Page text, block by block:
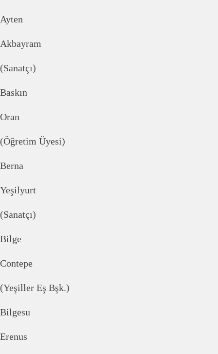
Ayten
Akbayram
(Sanatçı)
Baskın
Oran
(Öğretim Üyesi)
Berna
Yeşilyurt
(Sanatçı)
Bilge
Contepe
(Yeşiller Eş Bşk.)
Bilgesu
Erenus